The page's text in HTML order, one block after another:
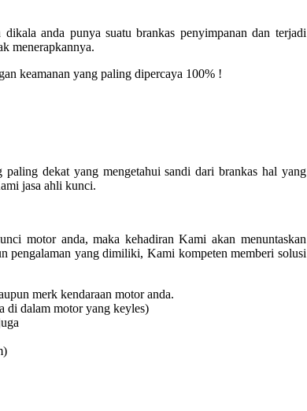
anda punya suatu brankas penyimpanan dan terjadi
menerapkannya.
keamanan yang paling dipercaya 100% !
paling dekat yang mengetahui sandi dari brankas hal yang
jasa ahli kunci.
motor anda, maka kehadiran Kami akan menuntaskan
pengalaman yang dimiliki, Kami kompeten memberi solusi
merk kendaraan motor anda.
di dalam motor yang keyles)